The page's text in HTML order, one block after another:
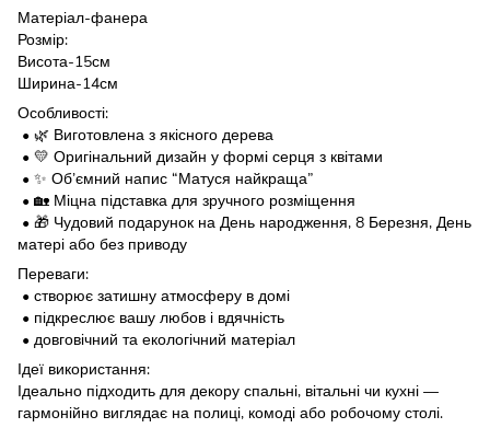
Матеріал-фанера
Розмір:
Висота-15см
Ширина-14см
Особливості:
• 🌿 Виготовлена з якісного дерева
• 💛 Оригінальний дизайн у формі серця з квітами
• ✨ Об’ємний напис “Матуся найкраща”
• 🏡 Міцна підставка для зручного розміщення
• 🎁 Чудовий подарунок на День народження, 8 Березня, День
матері або без приводу
Переваги:
• створює затишну атмосферу в домі
• підкреслює вашу любов і вдячність
• довговічний та екологічний матеріал
Ідеї використання:
Ідеально підходить для декору спальні, вітальні чи кухні —
гармонійно виглядає на полиці, комоді або робочому столі.